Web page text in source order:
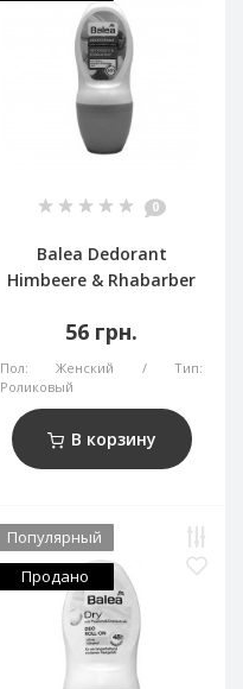
0
Balea Dedorant
Himbeere & Rhabarber
56 грн.
Пол: Женский
Тип:
Роликовый
В корзину
Популярный
Продано